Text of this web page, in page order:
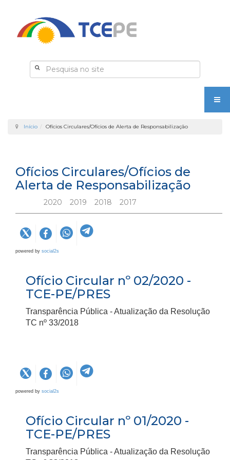
Início Ofícios Circulares/Ofícios de Alerta de Responsabilização
Ofícios Circulares/Ofícios de
Alerta de Responsabilização
2020 2019 2018 2017
powered by social2s
Ofício Circular nº 02/2020 -
TCE-PE/PRES
Transparência Pública - Atualização da Resolução
TC nº 33/2018
powered by social2s
Ofício Circular nº 01/2020 -
TCE-PE/PRES
Transparência Pública - Atualização da Resolução